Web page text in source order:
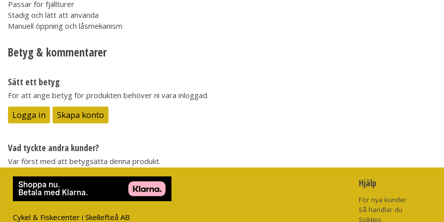
Passar för fjällturer
Stadig och lätt att använda
Manuell öppning och låsmekanism
Betyg & kommentarer
Sätt ett betyg
För att ange betyg för produkten behöver ni vara inloggad.
Logga in Skapa konto
Vad tyckte andra kunder?
Var först med att betygsätta denna produkt.
Cykel & Fiskecenter i Skellefteå AB
Hjälp
För nya kunder
Så handlar du
Söktips